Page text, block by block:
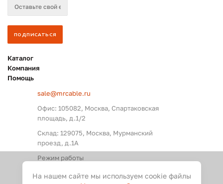
Каталог
Компания
Помощь
sale@mrcable.ru
Офис: 105082, Москва, Спартаковская
площадь, д.1/2
Склад: 129075, Москва, Мурманский
проезд, д.1А
Режим работы
На нашем сайте мы используем cookie файлы